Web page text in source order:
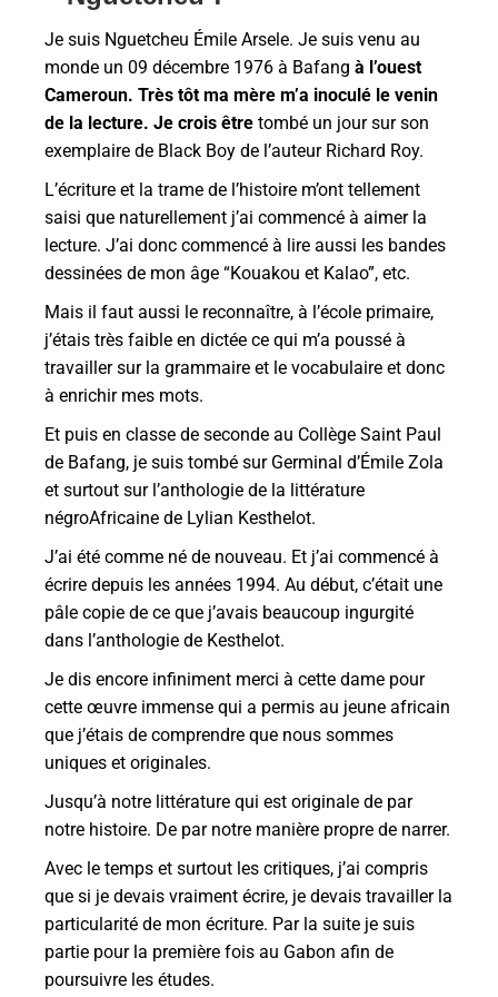
Je suis Nguetcheu Émile Arsele. Je suis venu au
monde un 09 décembre 1976 à Bafang à l’ouest
Cameroun. Très tôt ma mère m’a inoculé le venin
de la lecture. Je crois être tombé un jour sur son
exemplaire de Black Boy de l’auteur Richard Roy.
L’écriture et la trame de l’histoire m’ont tellement
saisi que naturellement j’ai commencé à aimer la
lecture. J’ai donc commencé à lire aussi les bandes
dessinées de mon âge “Kouakou et Kalao”, etc.
Mais il faut aussi le reconnaître, à l’école primaire,
j’étais très faible en dictée ce qui m’a poussé à
travailler sur la grammaire et le vocabulaire et donc
à enrichir mes mots.
Et puis en classe de seconde au Collège Saint Paul
de Bafang, je suis tombé sur Germinal d’Émile Zola
et surtout sur l’anthologie de la littérature
négroAfricaine de Lylian Kesthelot.
J’ai été comme né de nouveau. Et j’ai commencé à
écrire depuis les années 1994. Au début, c’était une
pâle copie de ce que j’avais beaucoup ingurgité
dans l’anthologie de Kesthelot.
Je dis encore infiniment merci à cette dame pour
cette œuvre immense qui a permis au jeune africain
que j’étais de comprendre que nous sommes
uniques et originales.
Jusqu’à notre littérature qui est originale de par
notre histoire. De par notre manière propre de narrer.
Avec le temps et surtout les critiques, j’ai compris
que si je devais vraiment écrire, je devais travailler la
particularité de mon écriture. Par la suite je suis
partie pour la première fois au Gabon afin de
poursuivre les études.